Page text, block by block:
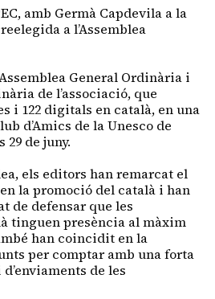
amb Germà Capdevila a la
a l’Assemblea
General Ordinària i
de l’associació, que
i 122 digitals en català, en una
d’Amics de la Unesco de
de juny.
els editors han remarcat el
la promoció del català i han
de defensar que les
tinguen presència al màxim
han coincidit en la
per comptar amb una forta
de les